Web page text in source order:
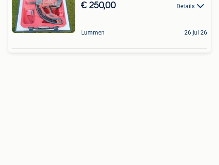
€ 250,00 Details
Lummen 26 jul 26